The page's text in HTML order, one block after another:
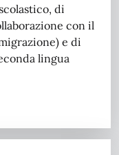
di
con il
e di
lingua